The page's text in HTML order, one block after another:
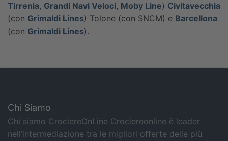
Tirrenia, Grandi Navi Veloci, Moby Line) Civitavecchia
(con Grimaldi Lines) Tolone (con SNCM) e Barcellona
(con Grimaldi Lines).
Chi Siamo
Chi siamo CrociereOnLine Crociereonline è leader
nell’intermediazione tra le migliori offerte delle più